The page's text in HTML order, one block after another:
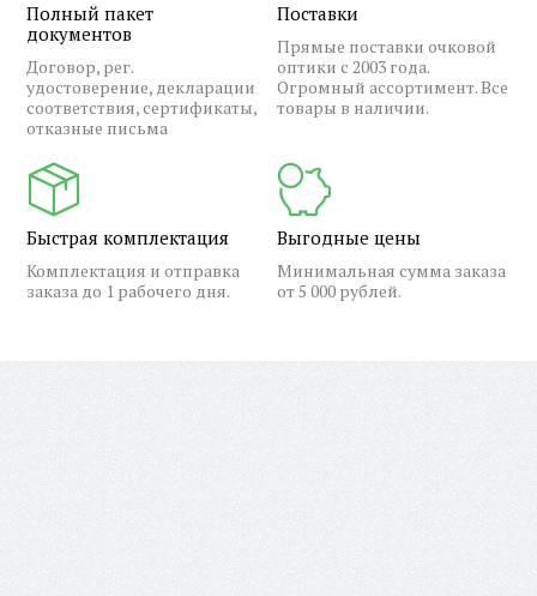
Полный пакет
документов
Договор, рег.
удостоверение, декларации
соответствия, сертификаты,
отказные письма
Поставки
Прямые поставки очковой
оптики с 2003 года.
Огромный ассортимент. Все
товары в наличии.
Быстрая комплектация
Комплектация и отправка
заказа до 1 рабочего дня.
Выгодные цены
Минимальная сумма заказа
от 5 000 рублей.